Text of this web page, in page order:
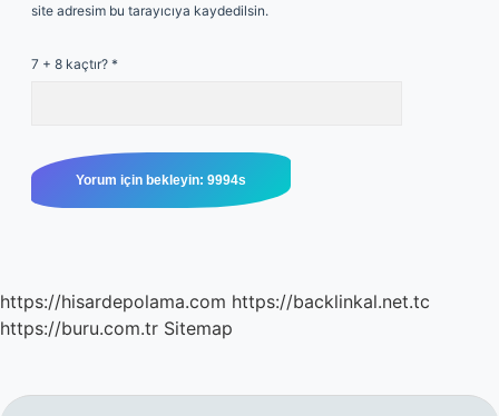
site adresim bu tarayıcıya kaydedilsin.
7 + 8 kaçtır? *
https://hisardepolama.com https://backlinkal.net.tc
https://buru.com.tr Sitemap